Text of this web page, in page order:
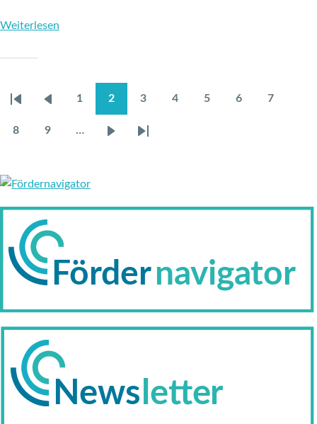
Weiterlesen
Factsheet
"Mitarbeiterbindung
SEITENNUMMERIERUNG
Erste
Seite
Vorherige
Seite
1
Seite
2
3
4
5
6
7
8
9
…
NächsteLetzte